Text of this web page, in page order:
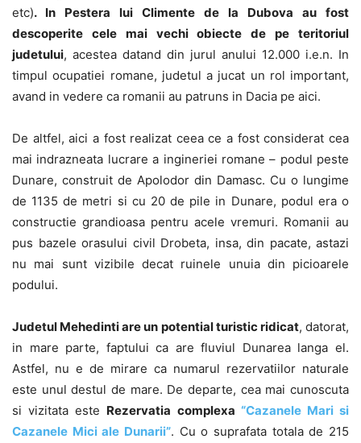
etc). In Pestera lui Climente de la Dubova au fost
descoperite cele mai vechi obiecte de pe teritoriul
judetului, acestea datand din jurul anului 12.000 i.e.n. In
timpul ocupatiei romane, judetul a jucat un rol important,
avand in vedere ca romanii au patruns in Dacia pe aici.
De altfel, aici a fost realizat ceea ce a fost considerat cea
mai indrazneata lucrare a ingineriei romane – podul peste
Dunare, construit de Apolodor din Damasc. Cu o lungime
de 1135 de metri si cu 20 de pile in Dunare, podul era o
constructie grandioasa pentru acele vremuri. Romanii au
pus bazele orasului civil Drobeta, insa, din pacate, astazi
nu mai sunt vizibile decat ruinele unuia din picioarele
podului.
Judetul Mehedinti are un potential turistic ridicat, datorat,
in mare parte, faptului ca are fluviul Dunarea langa el.
Astfel, nu e de mirare ca numarul rezervatiilor naturale
este unul destul de mare. De departe, cea mai cunoscuta
si vizitata este Rezervatia complexa “Cazanele Mari si
Cazanele Mici ale Dunarii”. Cu o suprafata totala de 215